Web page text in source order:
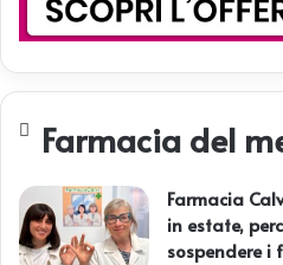
Farmacia del
Farmacia
in estate,
sospendere